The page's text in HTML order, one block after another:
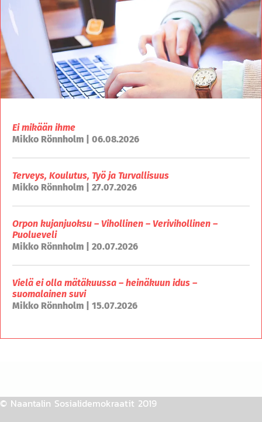
Ei mikään ihme
Mikko Rönnholm | 06.08.2026
Terveys, Koulutus, Työ ja Turvallisuus
Mikko Rönnholm | 27.07.2026
Orpon kujanjuoksu – Vihollinen – Verivihollinen –
Puolueveli
Mikko Rönnholm | 20.07.2026
Vielä ei olla mätäkuussa – heinäkuun idus –
suomalainen suvi
Mikko Rönnholm | 15.07.2026
© Naantalin Sosialidemokraatit 2019